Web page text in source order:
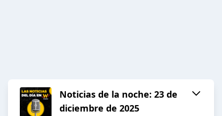
Noticias de la noche: 23 de
diciembre de 2025